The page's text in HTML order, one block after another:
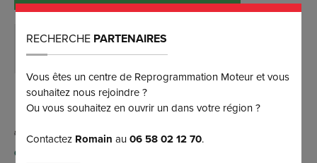
Conversion possible FlexFuel E85 par reprogrammation
RECHERCHE PARTENAIRES
Vous êtes un centre de Reprogrammation Moteur et vous
souhaitez nous rejoindre ?
Ou vous souhaitez en ouvrir un dans votre région ?
Contactez Romain au06 58 02 12 70.